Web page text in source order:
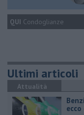
QUI Condoglianze
Ultimi articoli
Attualità
ecco